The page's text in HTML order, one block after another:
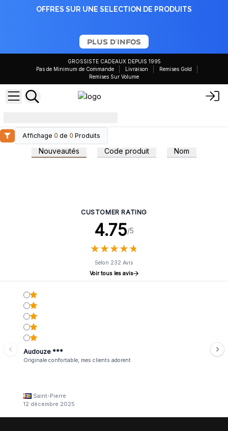
OFFRES SUR UNE SELECTION DE PRODUITS
PLUS D'INFOS
GROSSISTE CADEAUX DEPUIS 1995
Pas de Minimum de Commande
Livraison
Remises Gold
Remises Sur Volume
Affichage 0 de 0 Produits
Nouveautés Code produit Nom
CUSTOMER RATING
4.75/5
★★★★★
★★★★★
Selon 232 Avis
Voir tous les avis
Audouze ***
Originale confortable, mes clients adorent
Saint-Pierre
12 décembre 2025